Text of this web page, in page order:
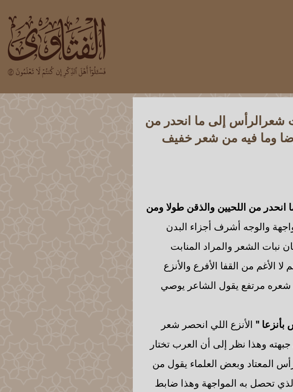
إلى ما انحدر من
وما فيه من شعر خفيف
من اللحيين والذقن طولا ومن
والوجه أشرف أجزاء البدن
الشعر والمراد المنابت
الأغم من القفا الأفرع والأنزع
شعره مرتفع يقول الشاعر يوصي
بأنزعا " الأنزع اللي انحصر شعر
وهذا نظر إلى أن العرب تختار
المعتاد وبعض العلماء يقول من
تحصل به المواجهة وهذا ضابط